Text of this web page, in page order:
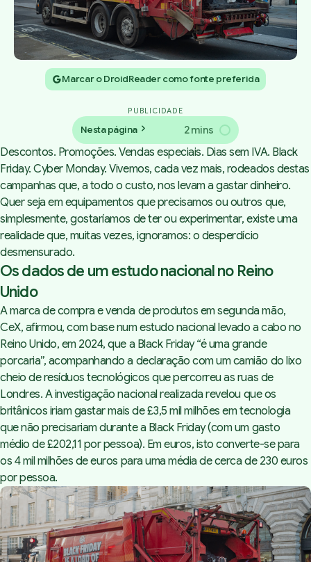
Marcar o DroidReader como fonte preferida
PUBLICIDADE
Nesta página 2 mins
Descontos. Promoções. Vendas especiais. Dias sem IVA. Black
Friday. Cyber Monday. Vivemos, cada vez mais, rodeados destas
campanhas que, a todo o custo, nos levam a gastar dinheiro.
Quer seja em equipamentos que precisamos ou outros que,
simplesmente, gostaríamos de ter ou experimentar, existe uma
realidade que, muitas vezes, ignoramos: o desperdício
desmensurado.
Os dados de um estudo nacional no Reino
Unido
A marca de compra e venda de produtos em segunda mão,
CeX, afirmou, com base num estudo nacional levado a cabo no
Reino Unido, em 2024, que a Black Friday “é uma grande
porcaria”, acompanhando a declaração com um camião do lixo
cheio de resíduos tecnológicos que percorreu as ruas de
Londres. A investigação nacional realizada revelou que os
britânicos iriam gastar mais de £3,5 mil milhões em tecnologia
que não precisariam durante a Black Friday (com um gasto
médio de £202,11 por pessoa). Em euros, isto converte-se para
os 4 mil milhões de euros para uma média de cerca de 230 euros
por pessoa.